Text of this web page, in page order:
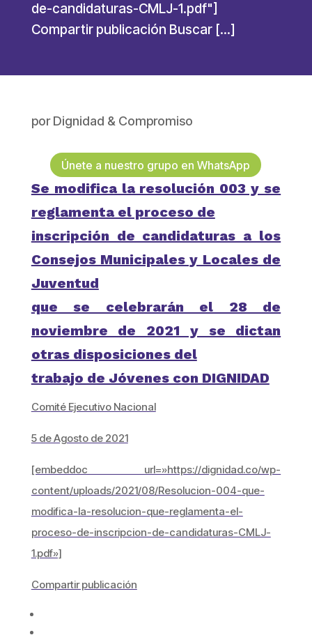
de-candidaturas-CMLJ-1.pdf"]
Compartir publicación Buscar […]
porDignidad & Compromiso
Únete a nuestro grupo en WhatsApp
Se modifica la resolución 003 y se
reglamenta el proceso de
inscripción de candidaturas a los
Consejos Municipales y Locales de
Juventud
que se celebrarán el 28 de
noviembre de 2021 y se dictan
otras disposiciones del
trabajo de Jóvenes con DIGNIDAD
Comité Ejecutivo Nacional
5 de Agosto de 2021
[embeddoc url=»https://dignidad.co/wp-
content/uploads/2021/08/Resolucion-004-que-
modifica-la-resolucion-que-reglamenta-el-
proceso-de-inscripcion-de-candidaturas-CMLJ-
1.pdf»]
Compartir publicación